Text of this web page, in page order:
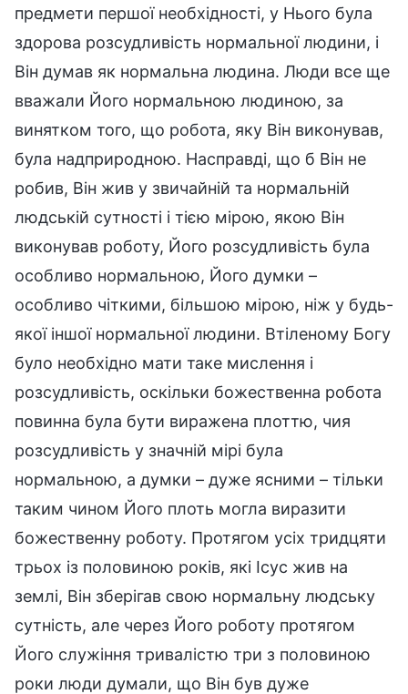
предмети першої необхідності, у Нього була
здорова розсудливість нормальної людини, і
Він думав як нормальна людина. Люди все ще
вважали Його нормальною людиною, за
винятком того, що робота, яку Він виконував,
була надприродною. Насправді, що б Він не
робив, Він жив у звичайній та нормальній
людській сутності і тією мірою, якою Він
виконував роботу, Його розсудливість була
особливо нормальною, Його думки –
особливо чіткими, більшою мірою, ніж у будь-
якої іншої нормальної людини. Втіленому Богу
було необхідно мати таке мислення і
розсудливість, оскільки божественна робота
повинна була бути виражена плоттю, чия
розсудливість у значній мірі була
нормальною, а думки – дуже ясними – тільки
таким чином Його плоть могла виразити
божественну роботу. Протягом усіх тридцяти
трьох із половиною років, які Ісус жив на
землі, Він зберігав свою нормальну людську
сутність, але через Його роботу протягом
Його служіння тривалістю три з половиною
роки люди думали, що Він був дуже